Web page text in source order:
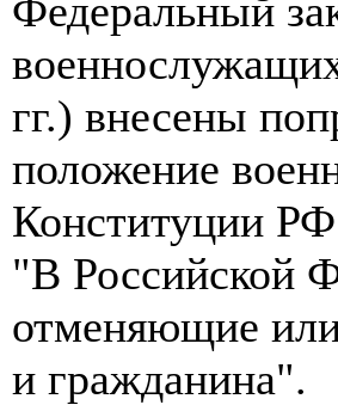
Федеральный
гг.) внесены
положение
Конституции РФ
"В Российской
отменяющие
и гражданина".